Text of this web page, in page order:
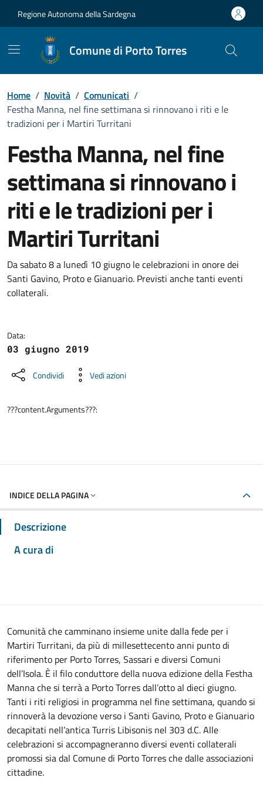
Regione Autonoma della Sardegna
Comune di Porto Torres
Home / Novità / Comunicati /
Festha Manna, nel fine settimana si rinnovano i riti e le
tradizioni per i Martiri Turritani
Festha Manna, nel fine
settimana si rinnovano i
riti e le tradizioni per i
Martiri Turritani
Dettagli della notizia
Da sabato 8 a lunedì 10 giugno le celebrazioni in onore dei
Santi Gavino, Proto e Gianuario. Previsti anche tanti eventi
collaterali.
Data:
03 giugno 2019
Condividi Vedi azioni
???content.Arguments???:
INDICE DELLA PAGINA
Descrizione
A cura di
Comunità che camminano insieme unite dalla fede per i
Martiri Turritani, da più di millesettecento anni punto di
riferimento per Porto Torres, Sassari e diversi Comuni
dell’Isola. È il filo conduttore della nuova edizione della Festha
Manna che si terrà a Porto Torres dall’otto al dieci giugno.
Tanti i riti religiosi in programma nel fine settimana, quando si
rinnoverà la devozione verso i Santi Gavino, Proto e Gianuario
decapitati nell’antica Turris Libisonis nel 303 d.C. Alle
celebrazioni si accompagneranno diversi eventi collaterali
promossi sia dal Comune di Porto Torres che dalle associazioni
cittadine.